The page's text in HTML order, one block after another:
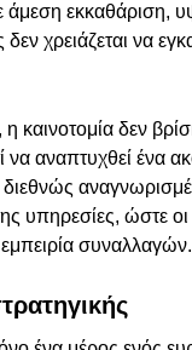
άμεση εκκαθάριση,
χρειάζεται να
δεν
να αναπτυχθεί ένα
υπηρεσίες, ώστε
εμπειρία συναλλαγών.